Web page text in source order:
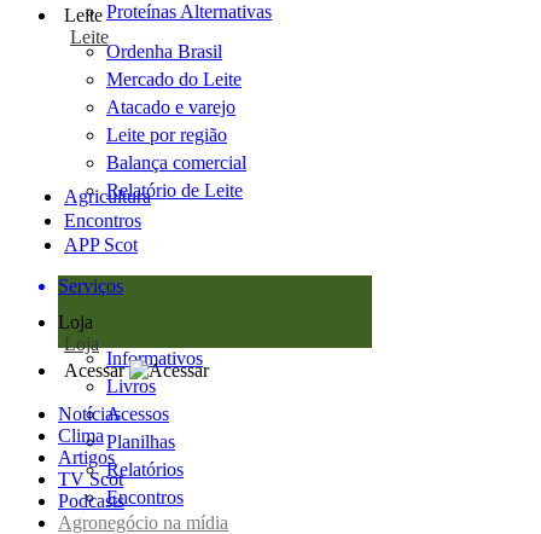
Proteínas Alternativas
Leite
Leite
Ordenha Brasil
Mercado do Leite
Atacado e varejo
Leite por região
Balança comercial
Relatório de Leite
Agricultura
Encontros
APP Scot
Serviços
Loja
Loja
Informativos
Livros
Acessos
Planilhas
Relatórios
Encontros
Acessar
Notícias
Clima
Artigos
TV Scot
Podcasts
Agronegócio na mídia